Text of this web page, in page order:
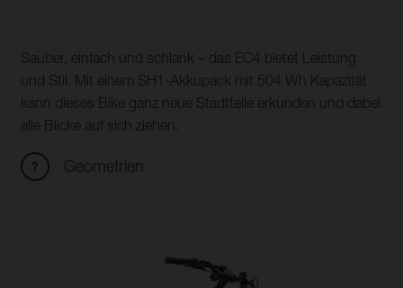
Sauber, einfach und schlank – das EC4 bietet Leistung
und Stil. Mit einem SH1-Akkupack mit 504 Wh Kapazität
kann dieses Bike ganz neue Stadtteile erkunden und dabei
alle Blicke auf sich ziehen.
Geometrien